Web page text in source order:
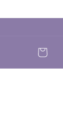
Iniciar
Carrito